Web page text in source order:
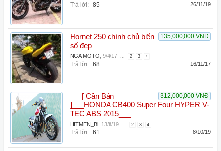
Trả lời: 85 26/11/19
135,000,000 VNĐ
Hornet 250 chính chủ biển
số đẹp
NGA MOTO 9/4/17 ... 2 3 4
Trả lời: 68 16/11/17
312,000,000 VNĐ
___[ Cần Bán
]___HONDA CB400 Super Four HYPER V-
TEC ABS 2015___
HITMEN_Bi 13/8/19 ... 2 3 4
Trả lời: 61 8/10/19